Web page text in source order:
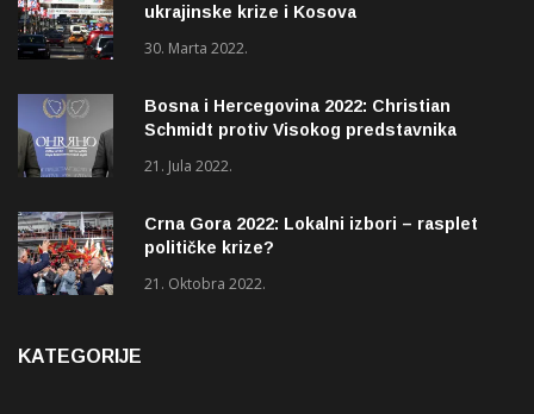
ukrajinske krize i Kosova
30. Marta 2022.
Bosna i Hercegovina 2022: Christian
Schmidt protiv Visokog predstavnika
21. Jula 2022.
Crna Gora 2022: Lokalni izbori – rasplet
političke krize?
21. Oktobra 2022.
KATEGORIJE